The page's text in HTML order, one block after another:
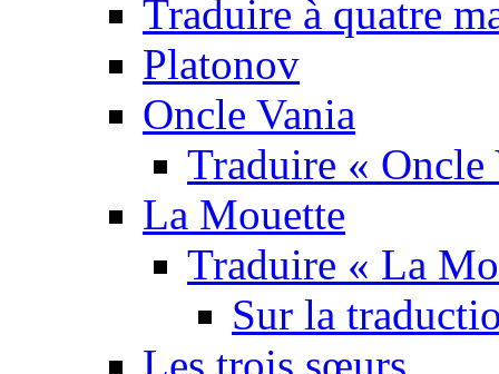
Traduire à quatre
Platonov
Oncle Vania
Traduire « Oncle
La Mouette
Traduire « La
Sur la